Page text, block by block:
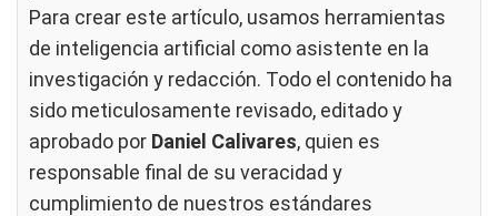
Para crear este artículo, usamos herramientas
de inteligencia artificial como asistente en la
investigación y redacción. Todo el contenido ha
sido meticulosamente revisado, editado y
aprobado por Daniel Calivares, quien es
responsable final de su veracidad y
cumplimiento de nuestros estándares